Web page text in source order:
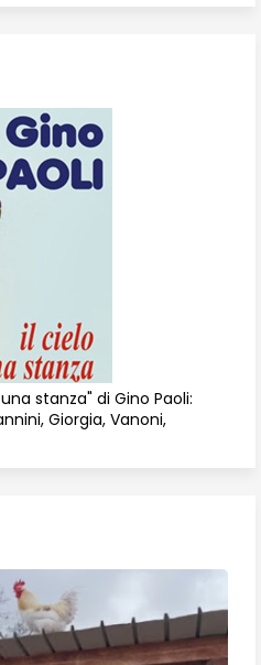
stanza" di Gino Paoli:
Giorgia, Vanoni,